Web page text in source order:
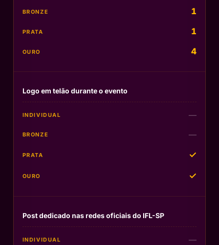
1
1
4
Logo em telão durante o evento
—
—
✓
✓
Post dedicado nas redes oficiais do IFL-SP
—